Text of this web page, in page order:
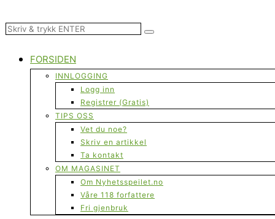
FORSIDEN
INNLOGGING
Logg inn
Registrer (Gratis)
TIPS OSS
Vet du noe?
Skriv en artikkel
Ta kontakt
OM MAGASINET
Om Nyhetsspeilet.no
Våre 118 forfattere
Fri gjenbruk